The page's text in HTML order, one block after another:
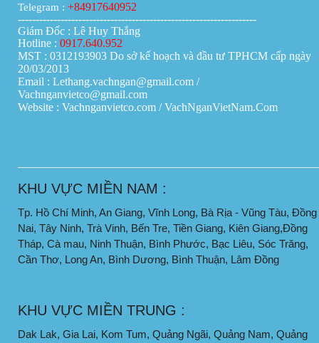
Telegram : +84917640952
-------------------------------------------------------------------
Giám Đốc : Lê Huy Thắng
Hotline : 0917.640.952
MST : 0312193903 Do sở kế hoạch và đầu tư TPHCM cấp ngày
20/03/2013
Email : Lethang.vachngan@gmail.com /
Vachnganvietco@gmail.com
Website : Vachnganvietco.com /VachNganVietNam.Com
KHU VỰC MIỀN NAM :
Tp. Hồ Chí Minh, An Giang, Vĩnh Long, Bà Rịa - Vũng Tàu, Đồng
Nai, Tây Ninh, Trà Vinh, Bến Tre, Tiền Giang, Kiên Giang,Đồng
Tháp, Cà mau, Ninh Thuận, Bình Phước, Bạc Liêu, Sóc Trăng,
Cần Thơ, Long An, Bình Dương, Bình Thuận, Lâm Đồng
KHU VỰC MIỀN TRUNG :
Dak Lak, Gia Lai, Kom Tum, Quảng Ngãi, Quảng Nam, Quảng